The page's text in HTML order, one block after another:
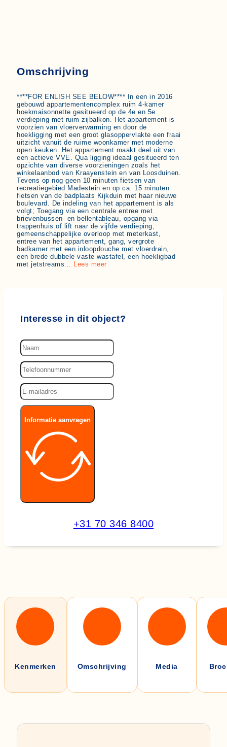
Omschrijving
****FOR ENLISH SEE BELOW**** In een in 2016
gebouwd appartementencomplex ruim 4-kamer
hoekmaisonnette gesitueerd op de 4e en 5e
verdieping met ruim zijbalkon. Het appartement is
voorzien van vloerverwarming en door de
hoekligging met een groot glasoppervlakte een fraai
uitzicht vanuit de ruime woonkamer met moderne
open keuken. Het appartement maakt deel uit van
een actieve VVE. Qua ligging ideaal gesitueerd ten
opzichte van diverse voorzieningen zoals het
winkelaanbod van Kraayenstein en van Loosduinen.
Tevens op nog geen 10 minuten fietsen van
recreatiegebied Madestein en op ca. 15 minuten
fietsen van de badplaats Kijkduin met haar nieuwe
boulevard. De indeling van het appartement is als
volgt; Toegang via een centrale entree met
brievenbussen- en bellentableau, opgang via
trappenhuis of lift naar de vijfde verdieping,
gemeenschappelijke overloop met meterkast,
entree van het appartement, gang, vergrote
badkamer met een inloopdouche met vloerdrain,
een brede dubbele vaste wastafel, een hoekligbad
met jetstreams... Lees meer
Interesse in dit object?
Informatie aanvragen
+31 70 346 8400
Kenmerken Omschrijving Media